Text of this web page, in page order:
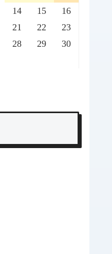
14 15
16
21 22
23
28 29
30